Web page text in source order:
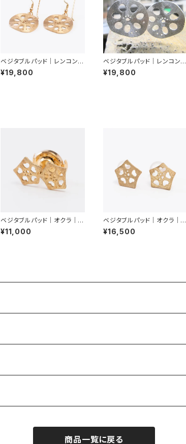
ベジタブルパッド｜レンコン｜
ピアス
¥19,800
ベジタブルパッド｜レンコン｜
イヤリング
¥19,800
ベジタブルパッド｜オクラ｜ピ
ンブローチ（２輪）
¥11,000
ベジタブルパッド｜オクラ｜ピ
アス
¥16,500
商品一覧に戻る